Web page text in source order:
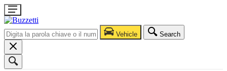
Vehicle Search